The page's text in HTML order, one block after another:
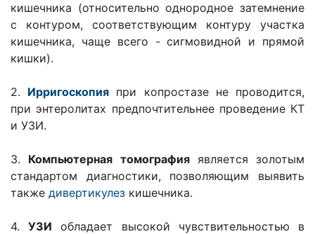
кишечника (относительно однородное затемнение
с контуром, соответствующим контуру участка
кишечника, чаще всего - сигмовидной и прямой
кишки).
2. Ирригоскопия при копростазе не проводится,
при энтеролитах предпочтительнее проведение КТ
и УЗИ.
3. Компьютерная томографияявляется золотым
стандартом диагностики, позволяющим выявить
также дивертикулез кишечника.
4.УЗИ обладает высокой чувствительностью в